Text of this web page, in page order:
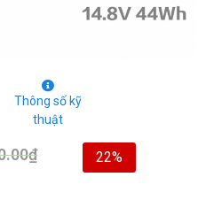
Thông số kỹ
thuật
₫ 22%